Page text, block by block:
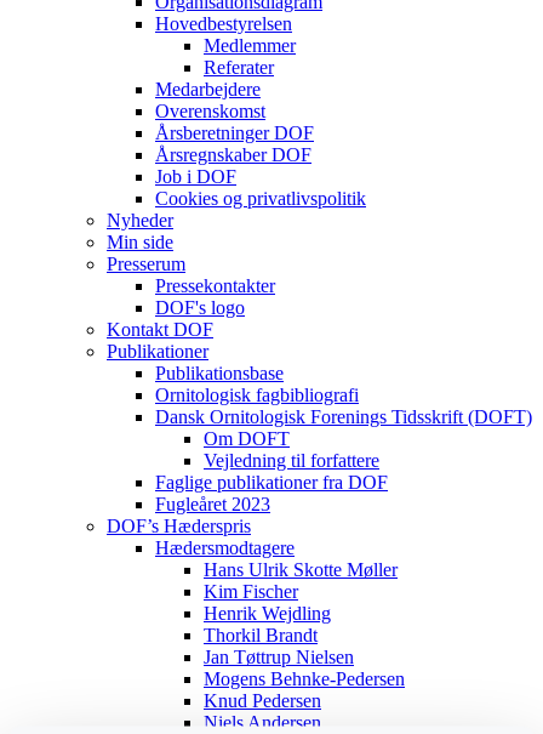
Hovedbestyrelsen
Medlemmer
Referater
Medarbejdere
Overenskomst
Årsberetninger DOF
Årsregnskaber DOF
Job i DOF
Cookies og privatlivspolitik
Nyheder
Min side
Presserum
Pressekontakter
DOF's logo
Kontakt DOF
Publikationer
Publikationsbase
Ornitologisk fagbibliografi
Dansk Ornitologisk Forenings Tidsskrift (DOFT)
Om DOFT
Vejledning til forfattere
Faglige publikationer fra DOF
Fugleåret 2023
DOF’s Hæderspris
Hædersmodtagere
Hans Ulrik Skotte Møller
Kim Fischer
Henrik Wejdling
Thorkil Brandt
Jan Tøttrup Nielsen
Mogens Behnke-Pedersen
Knud Pedersen
Niels Andersen